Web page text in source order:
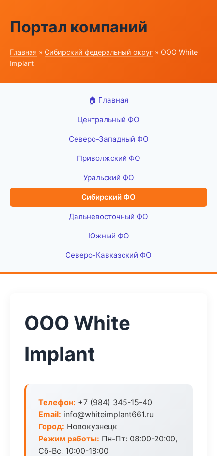
Портал компаний
Главная » Сибирский федеральный округ » ООО White
Implant
🏠 Главная
Центральный ФО
Северо-Западный ФО
Приволжский ФО
Уральский ФО
Сибирский ФО
Дальневосточный ФО
Южный ФО
Северо-Кавказский ФО
ООО White
Implant
Телефон: +7 (984) 345-15-40
Email: info@whiteimplant661.ru
Город: Новокузнецк
Режим работы: Пн-Пт: 08:00-20:00,
Сб-Вс: 10:00-18:00